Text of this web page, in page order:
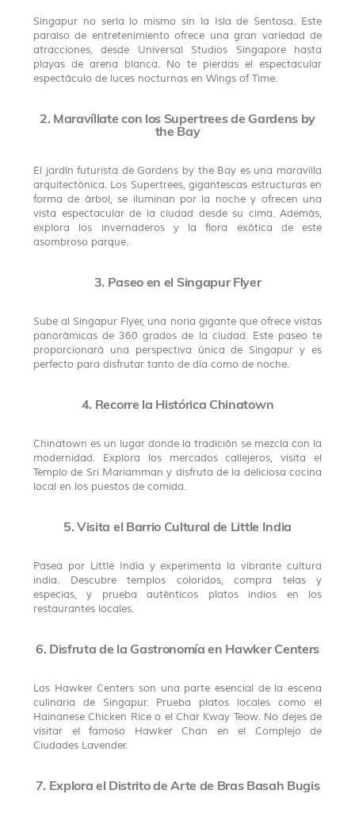
Singapur no sería lo mismo sin la Isla de Sentosa. Este
paraíso de entretenimiento ofrece una gran variedad de
atracciones, desde Universal Studios Singapore hasta
playas de arena blanca. No te pierdas el espectacular
espectáculo de luces nocturnas en Wings of Time.
2. Maravíllate con los Supertrees de Gardens by
the Bay
El jardín futurista de Gardens by the Bay es una maravilla
arquitectónica. Los Supertrees, gigantescas estructuras en
forma de árbol, se iluminan por la noche y ofrecen una
vista espectacular de la ciudad desde su cima. Además,
explora los invernaderos y la flora exótica de este
asombroso parque.
3. Paseo en el Singapur Flyer
Sube al Singapur Flyer, una noria gigante que ofrece vistas
panorámicas de 360 grados de la ciudad. Este paseo te
proporcionará una perspectiva única de Singapur y es
perfecto para disfrutar tanto de día como de noche.
4. Recorre la Histórica Chinatown
Chinatown es un lugar donde la tradición se mezcla con la
modernidad. Explora los mercados callejeros, visita el
Templo de Sri Mariamman y disfruta de la deliciosa cocina
local en los puestos de comida.
5. Visita el Barrio Cultural de Little India
Pasea por Little India y experimenta la vibrante cultura
india. Descubre templos coloridos, compra telas y
especias, y prueba auténticos platos indios en los
restaurantes locales.
6. Disfruta de la Gastronomía en Hawker Centers
Los Hawker Centers son una parte esencial de la escena
culinaria de Singapur. Prueba platos locales como el
Hainanese Chicken Rice o el Char Kway Teow. No dejes de
visitar el famoso Hawker Chan en el Complejo de
Ciudades Lavender.
7. Explora el Distrito de Arte de Bras Basah Bugis